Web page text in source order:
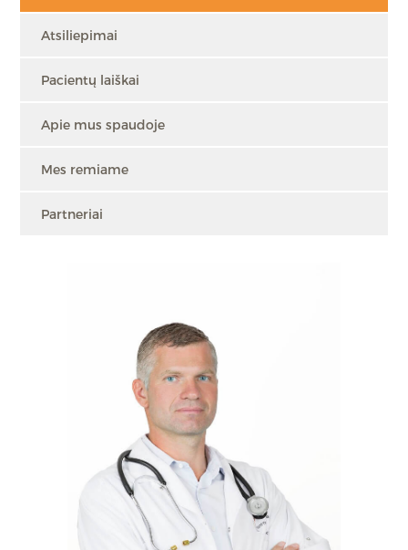
Atsiliepimai
Pacientų laiškai
Apie mus spaudoje
Mes remiame
Partneriai